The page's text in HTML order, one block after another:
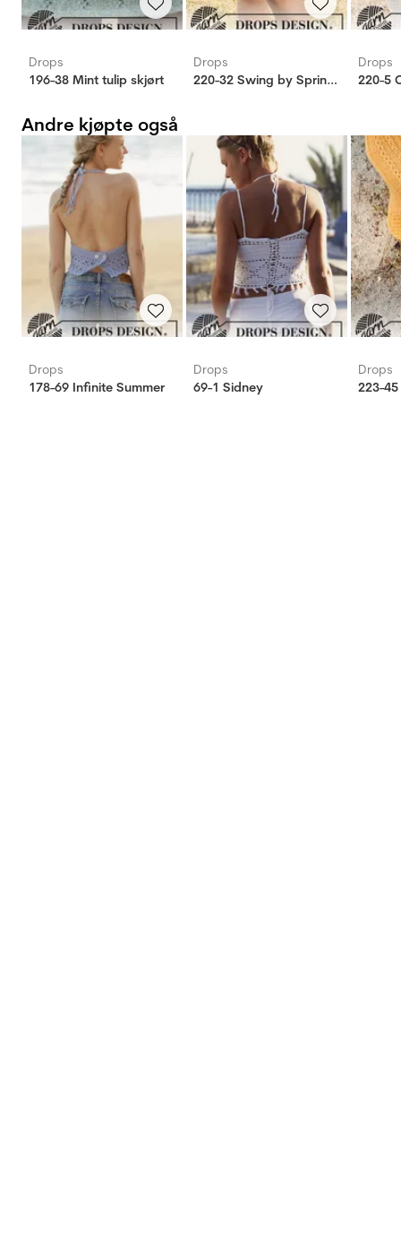
Drops
196-38 Mint tulip skjørt
Drops
220-32 Swing by Spring Skjørt
Drops
220-5
Andre kjøpte også
Drops
178-69 Infinite Summer
Drops
69-1 Sidney
Drops